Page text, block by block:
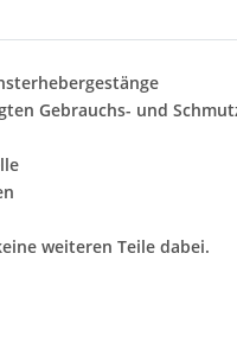
Gebrauchs- und
weiteren Teile dabei.